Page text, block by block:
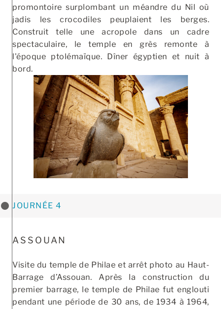
promontoire surplombant un méandre du Nil où
jadis les crocodiles peuplaient les berges.
Construit telle une acropole dans un cadre
spectaculaire, le temple en grès remonte à
l'époque ptolémaïque. Dîner égyptien et nuit à
bord.
JOURNÉE 4
ASSOUAN
Visite du temple de Philae et arrêt photo au Haut-
Barrage d’Assouan. Après la construction du
premier barrage, le temple de Philae fut englouti
pendant une période de 30 ans, de 1934 à 1964,